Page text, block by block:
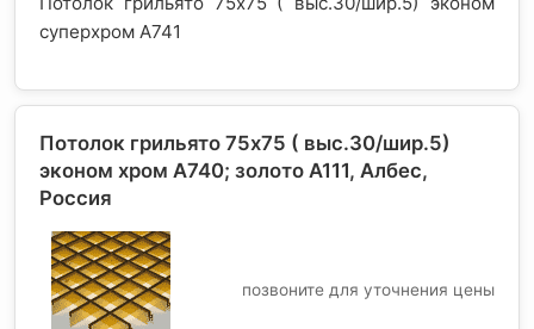
суперхром А741
Потолок грильято 75х75 ( выс.30/шир.5)
эконом хром А740; золото А111, Албес,
Россия
позвоните для уточнения цены